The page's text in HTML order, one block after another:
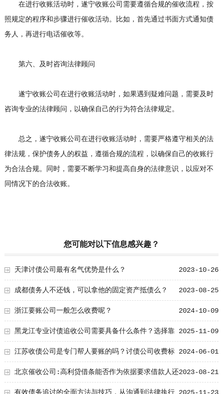
在进行收账活动时，遂宁收账公司需要遵循合规的催收流程，按
照规定的程序和步骤进行催收活动。比如，首先通过书面方式通知债
务人，再进行电话催收等。
第六、及时咨询法律顾问
遂宁收账公司在进行收账活动时，如果遇到疑难问题，需要及时
咨询专业的法律顾问，以确保自己的行为符合法律规定。
总之，遂宁收账公司在进行收账活动时，需要严格遵守相关的法
律法规，保护债务人的权益，遵循合规的流程，以确保自己的收账行
为合法合规。同时，需要不断学习和提高自身的法律意识，以应对不
同情况下的合法收账。
您可能对以下信息感兴趣？
2023-10-26
天津讨债公司最有名气优势是什么？
2023-08-25
成都债务人不还钱，可以拿他的固定资产抵债么？
2024-10-09
浙江要账公司一般怎么收费呢？
2025-11-09
黑龙江专业讨债追收公司需要具备什么条件？选择靠
谱机构要看这几点 2024-06-01
江苏收债公司是专门帮人要账的吗？讨债公司收费标
准！ 2023-08-21
北京催收公司:高利贷借条能否作为依据要求借款人还
钱？ 2025-11-23
有效债务追讨的全面方法与技巧，从沟通到法律执行